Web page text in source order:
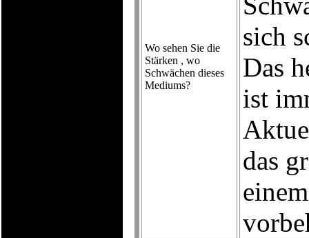
Wo sehen Sie die
Stärken , wo
Schwächen dieses
Mediums?
sich
Das
ist
das